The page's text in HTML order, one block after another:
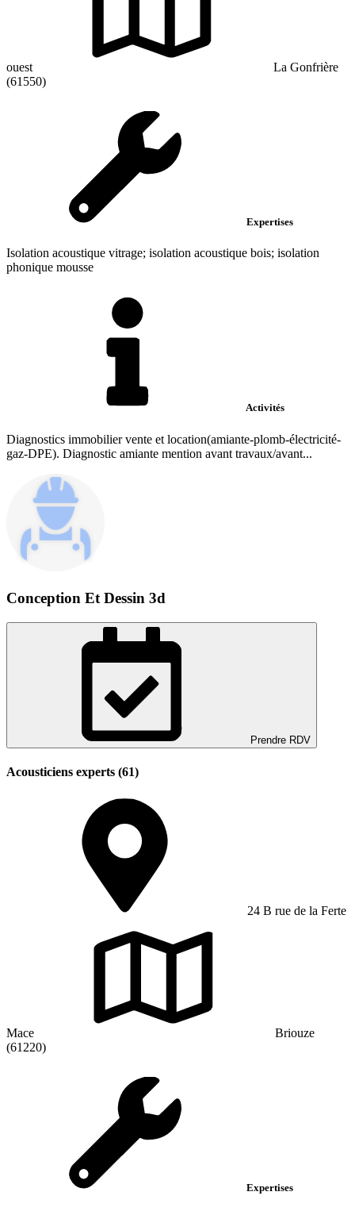
ouest
La Gonfrière
(61550)
Expertises
Isolation acoustique vitrage; isolation acoustique bois; isolation
phonique mousse
Activités
Diagnostics immobilier vente et location(amiante-plomb-électricité-
gaz-DPE). Diagnostic amiante mention avant travaux/avant...
Conception Et Dessin 3d
Prendre RDV
Acousticiens experts (61)
24 B rue de la Ferte
Mace
Briouze
(61220)
Expertises